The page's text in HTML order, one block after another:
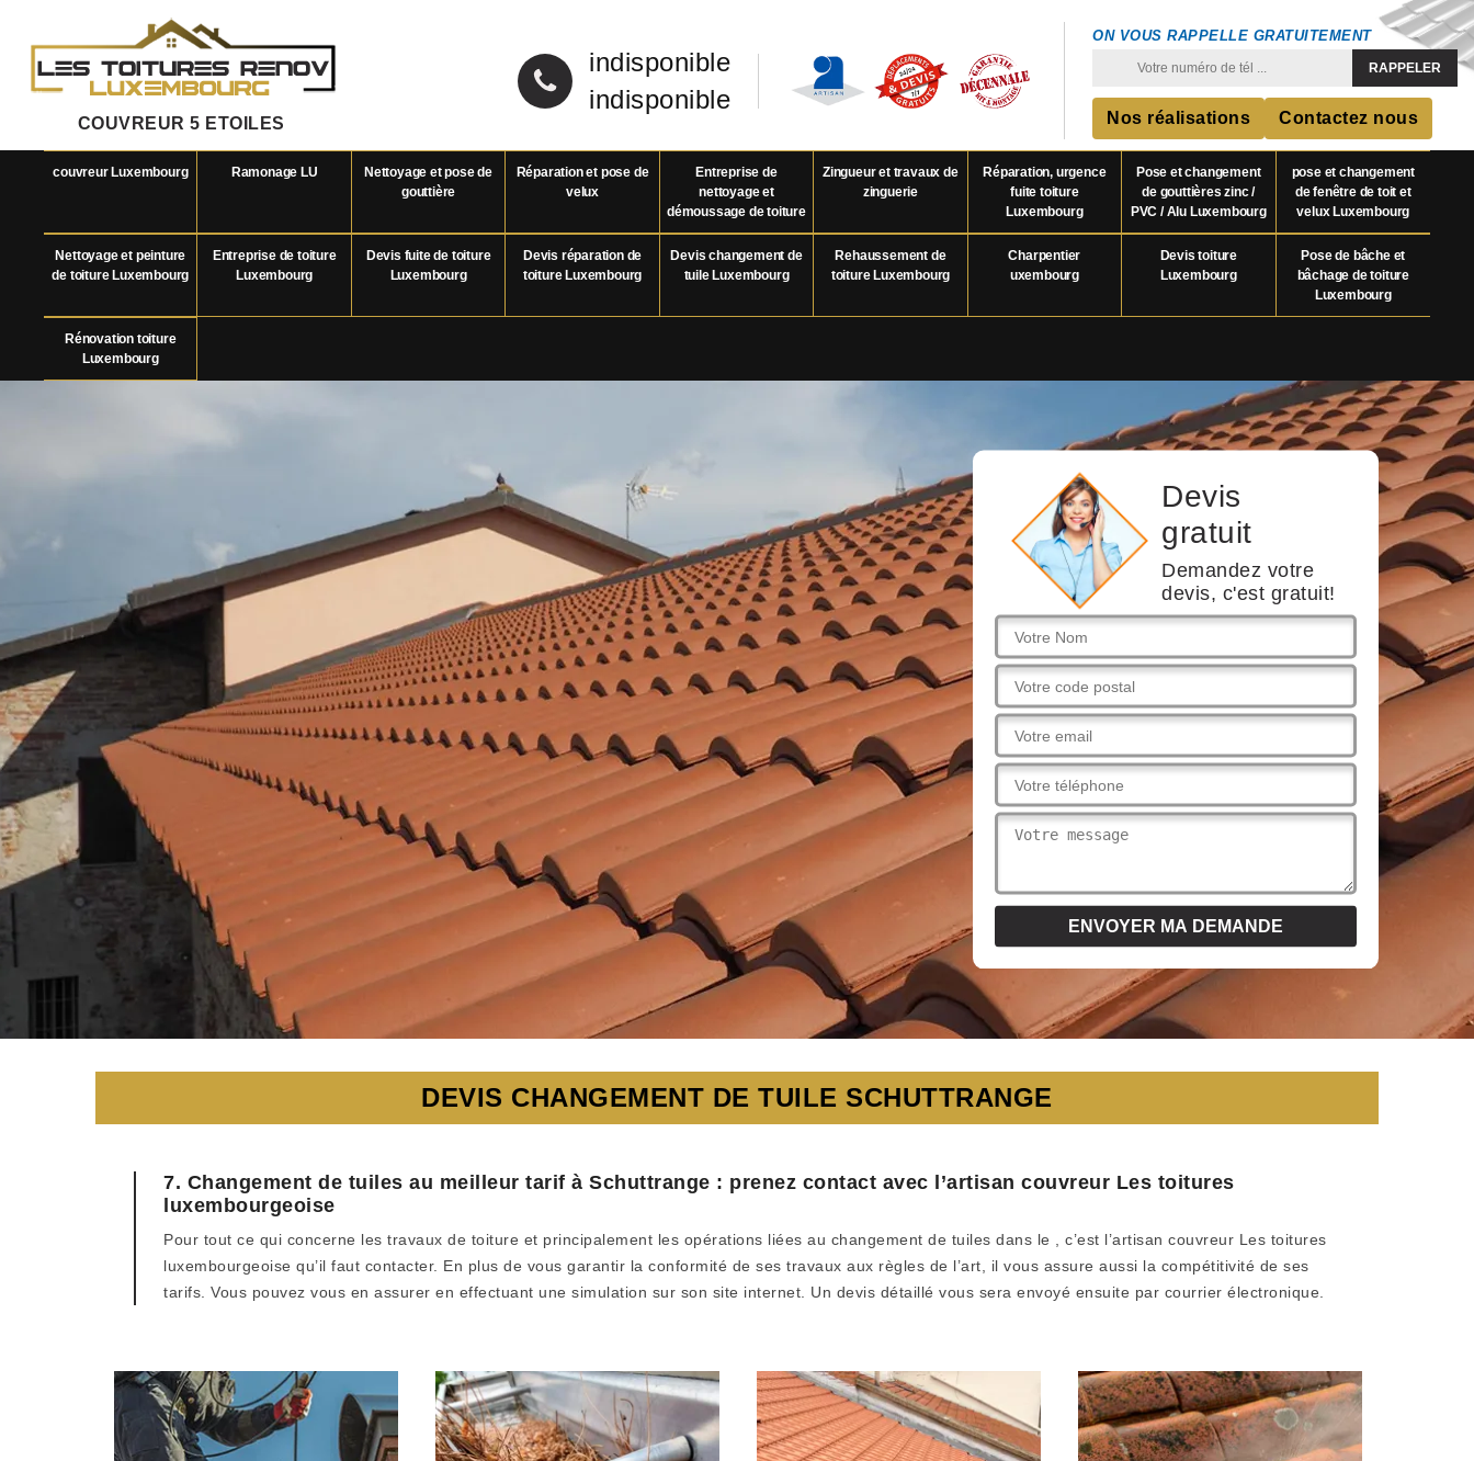
COUVREUR 5 ETOILES
indisponible
indisponible
ON VOUS RAPPELLE GRATUITEMENT
Nos réalisations Contactez nous
couvreur Luxembourg Ramonage LU
Nettoyage et pose de
gouttière
Réparation et pose de
velux
Entreprise de
nettoyage et
démoussage de toiture
Zingueur et travaux de
zinguerie
Réparation, urgence
fuite toiture
Luxembourg
Pose et changement
de gouttières zinc /
PVC / Alu Luxembourg
pose et changement
de fenêtre de toit et
velux Luxembourg
Nettoyage et peinture
de toiture Luxembourg
Entreprise de toiture
Luxembourg
Devis fuite de toiture
Luxembourg
Devis réparation de
toiture Luxembourg
Devis changement de
tuile Luxembourg
Rehaussement de
toiture Luxembourg
Charpentier
uxembourg
Devis toiture
Luxembourg
Pose de bâche et
bâchage de toiture
Luxembourg
Rénovation toiture
Luxembourg
Devis
gratuit
Demandez votre
devis, c'est gratuit!
DEVIS CHANGEMENT DE TUILE SCHUTTRANGE
7. Changement de tuiles au meilleur tarif à Schuttrange : prenez contact avec l’artisan couvreur Les toitures
luxembourgeoise
Pour tout ce qui concerne les travaux de toiture et principalement les opérations liées au changement de tuiles dans le , c’est l’artisan couvreur Les toitures
luxembourgeoise qu’il faut contacter. En plus de vous garantir la conformité de ses travaux aux règles de l’art, il vous assure aussi la compétitivité de ses
tarifs. Vous pouvez vous en assurer en effectuant une simulation sur son site internet. Un devis détaillé vous sera envoyé ensuite par courrier électronique.